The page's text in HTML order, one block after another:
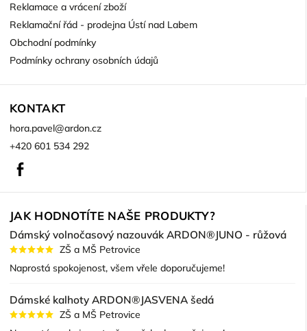
Reklamace a vrácení zboží
Reklamační řád - prodejna Ústí nad Labem
Obchodní podmínky
Podmínky ochrany osobních údajů
KONTAKT
hora.pavel@ardon.cz
+420 601 534 292
JAK HODNOTÍTE NAŠE PRODUKTY?
Dámský volnočasový nazouvák ARDON®JUNO - růžová
ZŠ a MŠ Petrovice
Naprostá spokojenost, všem vřele doporučujeme!
Dámské kalhoty ARDON®JASVENA šedá
ZŠ a MŠ Petrovice